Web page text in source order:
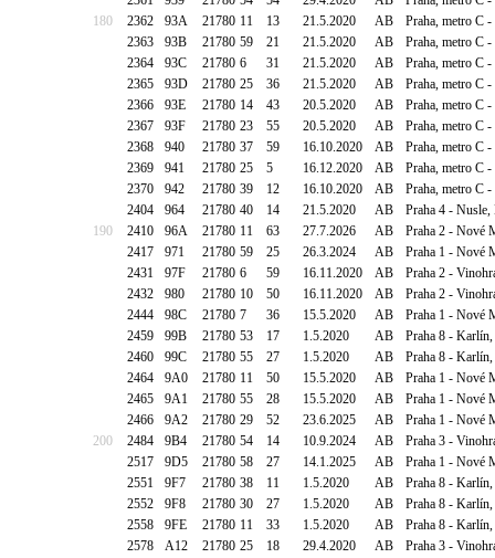
180
2362 93A 21780 11 13 21.5.2020 AB
Praha, metro C
2363
93B 21780 59 21 21.5.2020 AB
Praha, metro C
2364
93C 21780 6 31 21.5.2020 AB
Praha, metro C -
2365
93D 21780 25 36 21.5.2020 AB
Praha, metro C
2366
93E 21780 14 43 20.5.2020 AB
Praha, metro C
2367
93F 21780 23 55 20.5.2020 AB
Praha, metro C
2368
940 21780 37 59 16.10.2020 AB
Praha, metro C
2369
941 21780 25 5 16.12.2020 AB
Praha, metro C
2370
942 21780 39 12 16.10.2020 AB
Praha, metro C -
2404
964 21780 40 14 21.5.2020 AB
Praha 4 -
190
2410 96A 21780 11 63 27.7.2026 AB
Praha 2 - Nové
2417
971 21780 59 25 26.3.2024 AB
Praha 1 - Nové
2431
97F 21780 6 59 16.11.2020 AB
Praha 2 -
2432
980 21780 10 50 16.11.2020 AB
Praha 2 -
2444
98C 21780 7 36 15.5.2020 AB
Praha 1 - Nové
2459
99B 21780 53 17 1.5.2020 AB
Praha 8 -
2460
99C 21780 55 27 1.5.2020 AB
Praha 8 -
2464
9A0 21780 11 50 15.5.2020 AB
Praha 1 - Nové
2465
9A1 21780 55 28 15.5.2020 AB
Praha 1 - Nové
2466
9A2 21780 29 52 23.6.2025 AB
Praha 1 - Nové
200
2484 9B4 21780 54 14 10.9.2024 AB
Praha 3 -
2517
9D5 21780 58 27 14.1.2025 AB
Praha 1 - Nové
2551
9F7 21780 38 11 1.5.2020 AB
Praha 8 -
2552
9F8 21780 30 27 1.5.2020 AB
Praha 8 -
2558
9FE 21780 11 33 1.5.2020 AB
Praha 8 -
2578
A12 21780 25 18 29.4.2020 AB
Praha 3 -